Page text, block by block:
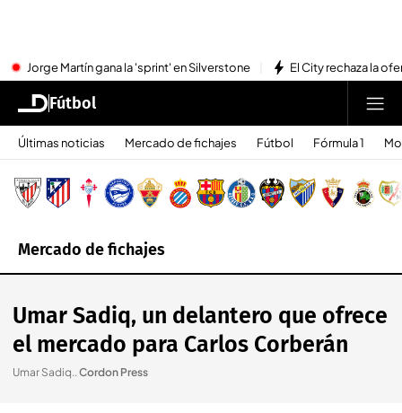
Jorge Martín gana la 'sprint' en Silverstone El City rechaza la
Fútbol
Últimas noticias Mercado de fichajes Fútbol Fórmula 1
Mercado de fichajes
Umar Sadiq, un delantero que ofrece
el mercado para Carlos Corberán
Umar Sadiq..Cordon Press